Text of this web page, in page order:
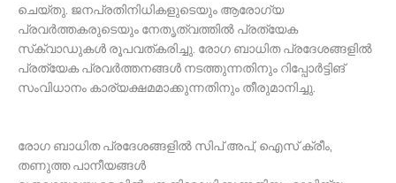
ചെയ്തു. ജനപ്രതിനിധികളുടെയും ആരോഗ്യ
പ്രവര്‍ത്തകരുടെയും നേതൃത്വത്തില്‍ പ്രത്യേക
സ്‌ക്വാഡുകള്‍ രൂപവത്കരിച്ചു. രോഗ ബാധിത പ്രദേശങ്ങളില്‍
പ്രത്യേക പ്രവര്‍ത്തനങ്ങള്‍ നടത്തുന്നതിനും റിപ്പോര്‍ട്ടിങ്
സംവിധാനം കാര്യക്ഷമമാക്കുന്നതിനും തീരുമാനിച്ചു.
രോഗ ബാധിത പ്രദേശങ്ങളില്‍ സിപ് അപ്, ഐസ് ക്രീം,
തണുത്ത പാനീയങ്ങള്‍